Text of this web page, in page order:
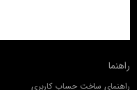
راهنما
راهنمای ساخت حساب کاربری